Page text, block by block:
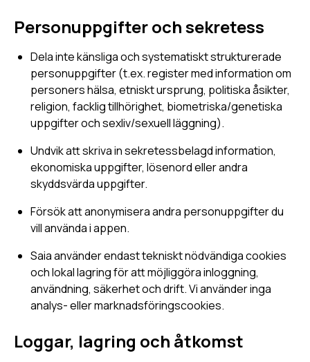
Personuppgifter och sekretess
Dela inte känsliga och systematiskt strukturerade
personuppgifter (t.ex. register med information om
personers hälsa, etniskt ursprung, politiska åsikter,
religion, facklig tillhörighet, biometriska/genetiska
uppgifter och sexliv/sexuell läggning).
Undvik att skriva in sekretessbelagd information,
ekonomiska uppgifter, lösenord eller andra
skyddsvärda uppgifter.
Försök att anonymisera andra personuppgifter du
vill använda i appen.
Saia använder endast tekniskt nödvändiga cookies
och lokal lagring för att möjliggöra inloggning,
användning, säkerhet och drift. Vi använder inga
analys- eller marknadsföringscookies.
Loggar, lagring och åtkomst